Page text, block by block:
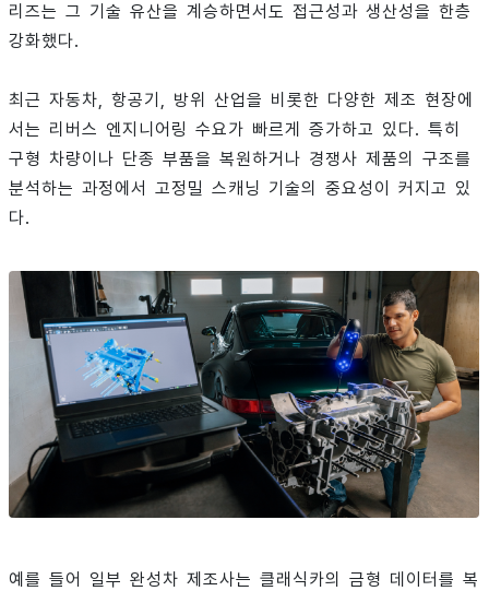
리즈는 그 기술 유산을 계승하면서도 접근성과 생산성을 한층
강화했다.
최근 자동차, 항공기, 방위 산업을 비롯한 다양한 제조 현장에
서는 리버스 엔지니어링 수요가 빠르게 증가하고 있다. 특히
구형 차량이나 단종 부품을 복원하거나 경쟁사 제품의 구조를
분석하는 과정에서 고정밀 스캐닝 기술의 중요성이 커지고 있
다.
예를 들어 일부 완성차 제조사는 클래식카의 금형 데이터를 복